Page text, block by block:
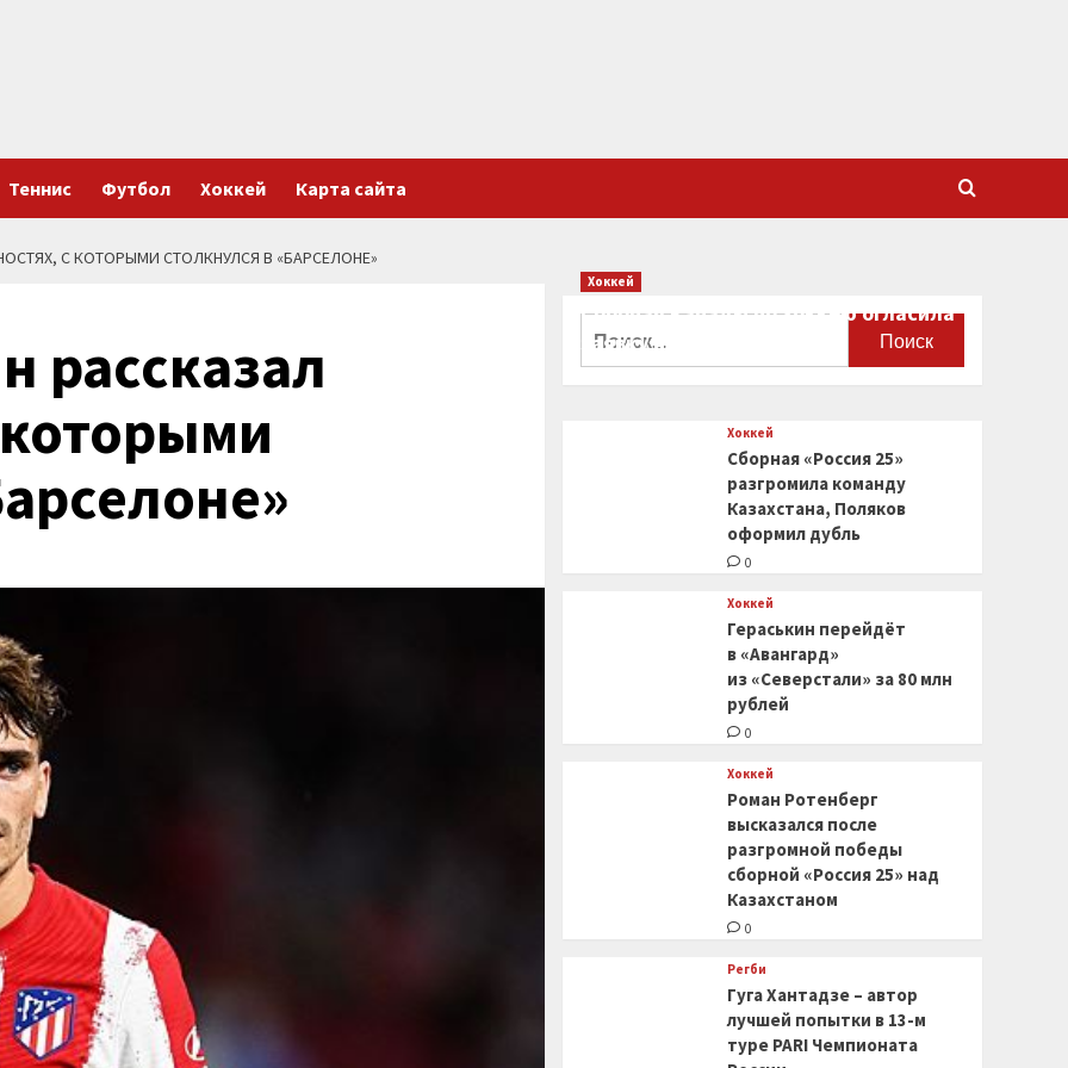
Теннис Футбол Хоккей Карта сайта
С КОТОРЫМИ СТОЛКНУЛСЯ В «БАРСЕЛОНЕ»
рассказал
Хоккей
Сборная Канады по хоккею огласила
заявку на чемпионат мира
Хоккей
Сборная «Россия 25»
разгромила команду
Казахстана, Поляков
оформил дубль
0
Хоккей
Гераськин перейдёт
в «Авангард»
из «Северстали» за 80 млн
рублей
0
Хоккей
Роман Ротенберг
высказался после
разгромной победы
сборной «Россия 25» над
Казахстаном
0
Регби
Гуга Хантадзе – автор
лучшей попытки в 13-м
туре PARI Чемпионата